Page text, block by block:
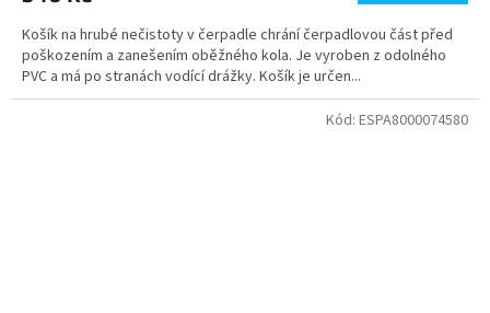
Košík na hrubé nečistoty v čerpadle chrání čerpadlovou část před
poškozením a zanešením oběžného kola. Je vyroben z odolného
PVC a má po stranách vodící drážky. Košík je určen...
Kód: ESPA8000074580